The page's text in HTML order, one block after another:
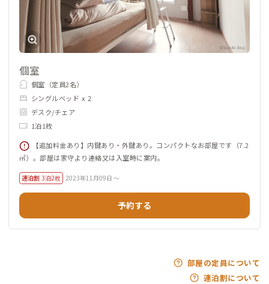
個室
個室（定員2名）
シングルベッド x 2
デスク/チェア
1泊1枚
【追加料金あり】内鍵あり・外鍵あり。コンパクトなお部屋です（7.2
㎡）。部屋は家守より連絡又は入室時に案内。
連泊割 3泊2枚 2023年11月09日 ～
予約する
部屋の定員について
連泊割について